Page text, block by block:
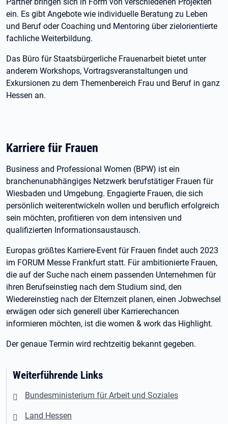
ein. Es gibt Angebote wie individuelle Beratung zu Leben
und Beruf oder Coaching und Mentoring über zielorientierte
fachliche Weiterbildung.
Das Büro für Staatsbürgerliche Frauenarbeit bietet unter
anderem Workshops, Vortragsveranstaltungen und
Exkursionen zu dem Themenbereich Frau und Beruf in ganz
Hessen an.
Karriere für Frauen
Business and Professional Women (BPW) ist ein
branchenunabhängiges Netzwerk berufstätiger Frauen für
Wiesbaden und Umgebung. Engagierte Frauen, die sich
persönlich weiterentwickeln wollen und beruflich erfolgreich
sein möchten, profitieren von dem intensiven und
qualifizierten Informationsaustausch.
Europas größtes Karriere-Event für Frauen findet auch 2023
im FORUM Messe Frankfurt statt. Für ambitionierte Frauen,
die auf der Suche nach einem passenden Unternehmen für
ihren Berufseinstieg nach dem Studium sind, den
Wiedereinstieg nach der Elternzeit planen, einen Jobwechsel
erwägen oder sich generell über Karrierechancen
informieren möchten, ist die women & work das Highlight.
Der genaue Termin wird rechtzeitig bekannt gegeben.
Weiterführende Links
Bundesministerium für Arbeit und Soziales
Land Hessen